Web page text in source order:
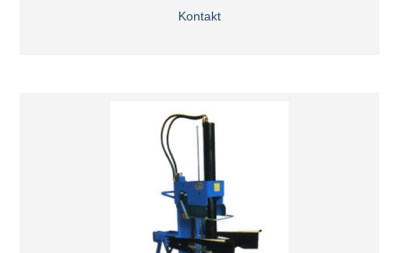
Kontakt